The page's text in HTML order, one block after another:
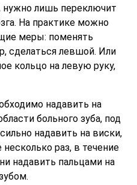
нужно лишь переключит
На практике можно
меры: поменять
сделаться левшой. Или
кольцо на левую руку,
надавить на
больного зуба, под
надавить на виски,
раз, в течение
надавить пальцами на